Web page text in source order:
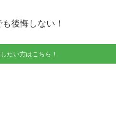
後悔しない！
たい方はこちら！